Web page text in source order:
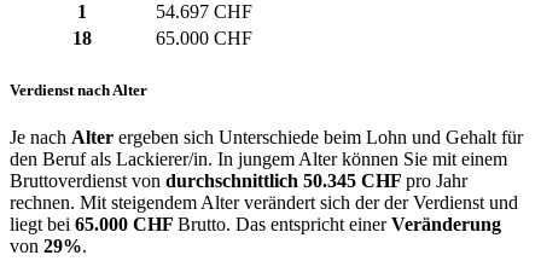
1
54.697 CHF
18
65.000 CHF
Verdienst nach Alter
Je nach Alter ergeben sich Unterschiede beim Lohn und Gehalt für
den Beruf als Lackierer/in. In jungem Alter können Sie mit einem
Bruttoverdienst von durchschnittlich 50.345 CHF pro Jahr
rechnen. Mit steigendem Alter verändert sich der der Verdienst und
liegt bei 65.000 CHF Brutto. Das entspricht einerVeränderung
von 29%.